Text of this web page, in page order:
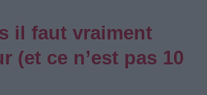
il faut vraiment
(et ce n’est pas 10